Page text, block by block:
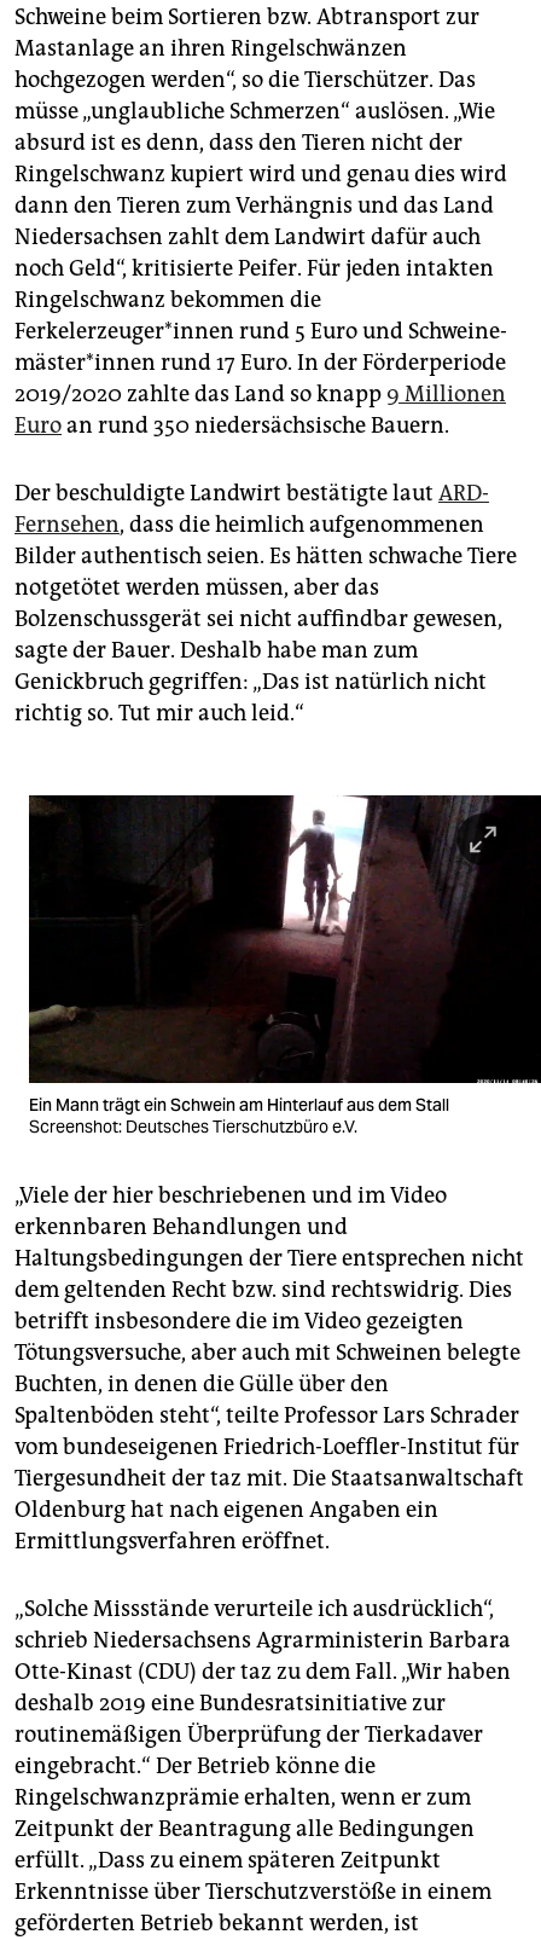
Schweine beim Sortieren bzw. Abtransport zur
Mastanlage an ihren Ringelschwänzen
hochgezogen werden“, so die Tierschützer. Das
müsse „unglaubliche Schmerzen“ auslösen. „Wie
absurd ist es denn, dass den Tieren nicht der
Ringelschwanz kupiert wird und genau dies wird
dann den Tieren zum Verhängnis und das Land
Niedersachsen zahlt dem Landwirt dafür auch
noch Geld“, kritisierte Peifer. Für jeden intakten
Ringelschwanz bekommen die
Ferkelerzeuger*innen rund 5 Euro und Schwei­ne­
mäs­ter*innen rund 17 Euro. In der Förderperiode
2019/2020 zahlte das Land so knapp 9 Millionen
Euroan rund 350 niedersächsische Bauern.
Der beschuldigte Landwirt bestätigte laut ARD-
Fernsehen, dass die heimlich aufgenommenen
Bilder authentisch seien. Es hätten schwache Tiere
notgetötet werden müssen, aber das
Bolzenschussgerät sei nicht auffindbar gewesen,
sagte der Bauer. Deshalb habe man zum
Genickbruch gegriffen: „Das ist natürlich nicht
richtig so. Tut mir auch leid.“
Ein Mann trägt ein Schwein am Hinterlauf aus dem Stall
Screenshot: Deutsches Tierschutzbüro e.V.
„Viele der hier beschriebenen und im Video
erkennbaren Behandlungen und
Haltungsbedingungen der Tiere entsprechen nicht
dem geltenden Recht bzw. sind rechtswidrig. Dies
betrifft insbesondere die im Video gezeigten
Tötungsversuche, aber auch mit Schweinen belegte
Buchten, in denen die Gülle über den
Spaltenböden steht“, teilte Professor Lars Schrader
vom bundeseigenen Friedrich-Loeffler-Institut für
Tiergesundheit der taz mit. Die Staatsanwaltschaft
Oldenburg hat nach eigenen Angaben ein
Ermittlungsverfahren eröffnet.
„Solche Missstände verurteile ich ausdrücklich“,
schrieb Niedersachsens Agrarministerin Barbara
Otte-Kinast (CDU) der taz zu dem Fall. „Wir haben
deshalb 2019 eine Bundesratsinitiative zur
routinemäßigen Überprüfung der Tierkadaver
eingebracht.“ Der Betrieb könne die
Ringelschwanzprämie erhalten, wenn er zum
Zeitpunkt der Beantragung alle Bedingungen
erfüllt. „Dass zu einem späteren Zeitpunkt
Erkenntnisse über Tierschutzverstöße in einem
geförderten Betrieb bekannt werden, ist